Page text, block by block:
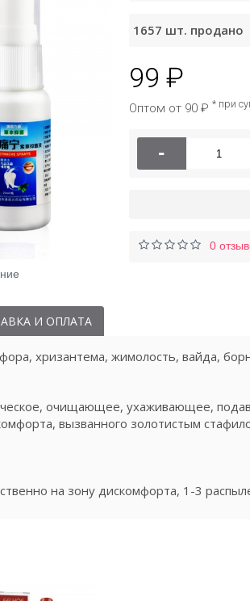
1657 шт. продано
99 ₽
Оптом от 90 ₽ * при
-
0
И ОПЛАТА
хризантема, жимолость, вайда,
очищающее, ухаживающее,
вызванного золотистым
на зону дискомфорта, 1-3